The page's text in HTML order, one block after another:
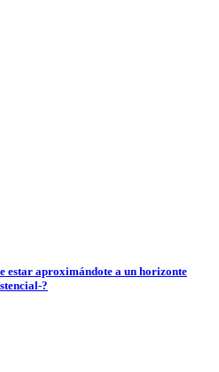
estar aproximándote a un horizonte
?